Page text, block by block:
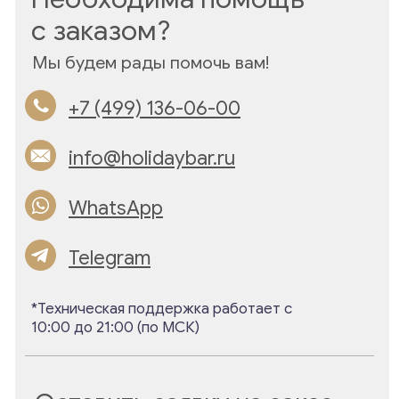
Навигация
Главная
О нас
Бизнес-сувениры и
мерч
Email:
info@holidaybar.ru
Клиентам
Оплата
г. Москва, Пакгаузное
шоссе, д. 9
Публичная оферта
ИП Землякова Анастасия Павловна
ОГРНИП 311774613900241